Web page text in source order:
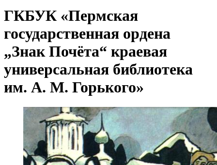
ГКБУК «Пермская
государственная ордена
„Знак Почёта“ краевая
универсальная библиотека
им. А. М. Горького»